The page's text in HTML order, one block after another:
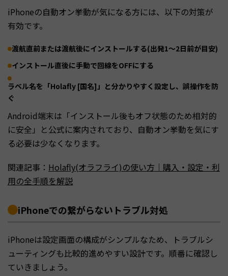
iPhoneの自動オン挙動が気になる方には、以下の対策が
有効です。
渡航直前または渡航後にインストールする(出発1〜2日前が目安)
インストール直後に手動で回線をOFFにする
ラベル名を「Holafly [国名]」と分かりやすく設定し、誤操作を防
ぐ
Android端末は「インストール後もオフ状態のため相対的
に安全」と公式に案内されており、自動オン挙動を気にす
る必要は少なくなります。
関連記事： Holafly(オラフライ)の使い方｜購入・設定・利
用の全手順を解説
iPhoneでの繋がらないトラブル対処
iPhoneは設定画面の構成がシンプルなため、トラブルシ
ューティングも比較的進めやすい設計です。順番に確認し
ていきましょう。